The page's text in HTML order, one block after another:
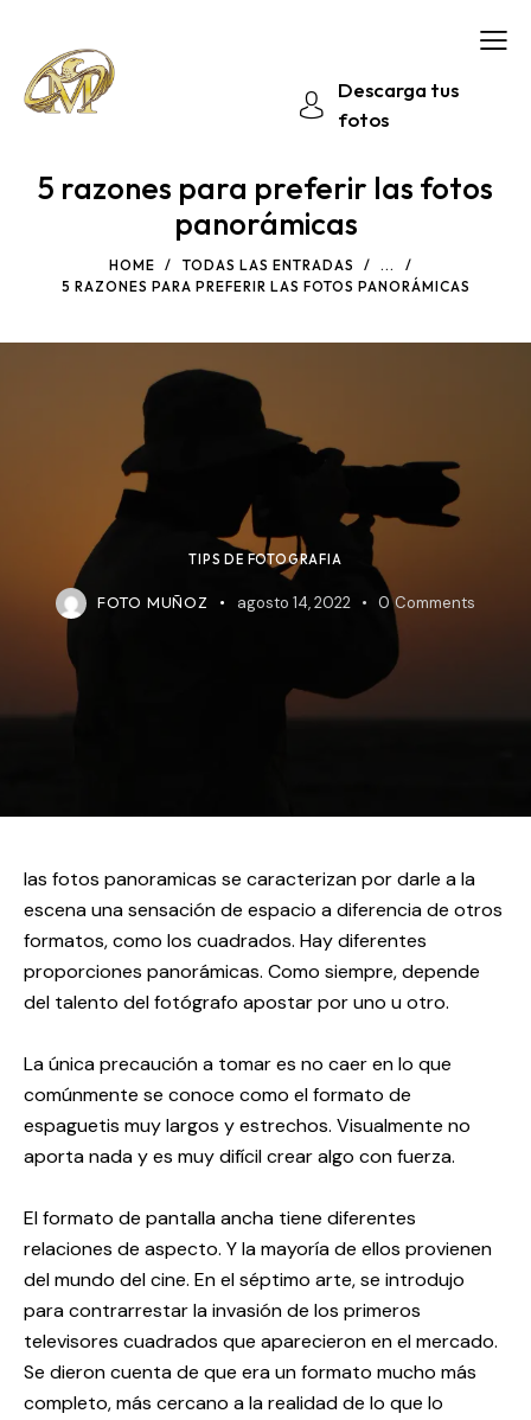
Descarga tus
fotos
5 razones para preferir las fotos
panorámicas
HOME TODAS LAS ENTRADAS
...
5 RAZONES PARA PREFERIR LAS FOTOS PANORÁMICAS
TIPS DE FOTOGRAFIA
FOTO MUÑOZ agosto 14, 2022 0 Comments
las fotos panoramicas se caracterizan por darle a la
escena una sensación de espacio a diferencia de otros
formatos, como los cuadrados. Hay diferentes
proporciones panorámicas. Como siempre, depende
del talento del fotógrafo apostar por uno u otro.
La única precaución a tomar es no caer en lo que
comúnmente se conoce como el formato de
espaguetis muy largos y estrechos. Visualmente no
aporta nada y es muy difícil crear algo con fuerza.
El formato de pantalla ancha tiene diferentes
relaciones de aspecto. Y la mayoría de ellos provienen
del mundo del cine. En el séptimo arte, se introdujo
para contrarrestar la invasión de los primeros
televisores cuadrados que aparecieron en el mercado.
Se dieron cuenta de que era un formato mucho más
completo, más cercano a la realidad de lo que lo